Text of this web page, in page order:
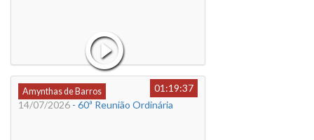
Amynthas de Barros
01:19:37
14/07/2026 - 60ª Reunião Ordinária